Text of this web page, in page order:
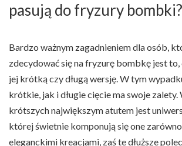
pasują do fryzury bombki?
Bardzo ważnym zagadnieniem dla osób,
zdecydować się na fryzurę bombkę jest
jej krótką czy długą wersję. W tym
krótkie, jak i długie cięcie ma swoje
krótszych największym atutem jest
której świetnie komponują się one
eleganckimi kreacjami, zaś te dłuższe